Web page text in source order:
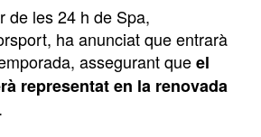
de les 24 h de Spa,
ha anunciat que entrarà
assegurant queel
representat en la renovada
.